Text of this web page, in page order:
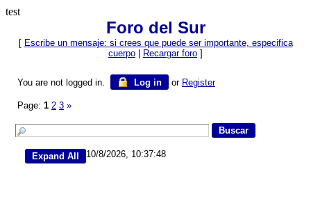
test
Foro del Sur
[ Escribe un mensaje: si crees que puede ser importante, especifica
cuerpo
Recargar foro ]
You are not logged in. Log in or Register
Page: 1 2 3 »
10/8/2026, 10:37:48